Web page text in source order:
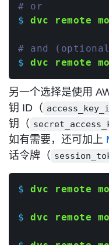
# or
$ dvc remote
# and
$ dvc remote
另一个选择是使用
钥 ID（
钥（
如有需要，还可加上
话令牌（
$ dvc remote
$ dvc remote